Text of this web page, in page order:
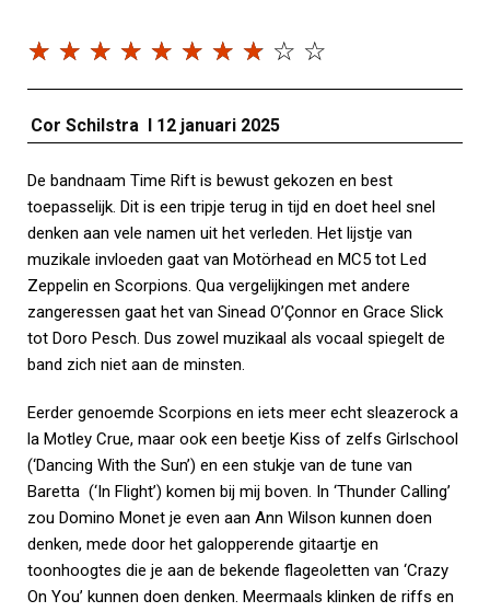
☆ ☆ ☆ ☆ ☆ ☆ ☆ ☆ ☆ ☆
Cor Schilstra I 12 januari 2025
De bandnaam Time Rift is bewust gekozen en best
toepasselijk. Dit is een tripje terug in tijd en doet heel snel
denken aan vele namen uit het verleden. Het lijstje van
muzikale invloeden gaat van Motörhead en MC5 tot Led
Zeppelin en Scorpions. Qua vergelijkingen met andere
zangeressen gaat het van Sinead O’Çonnor en Grace Slick
tot Doro Pesch. Dus zowel muzikaal als vocaal spiegelt de
band zich niet aan de minsten.
Eerder genoemde Scorpions en iets meer echt sleazerock a
la Motley Crue, maar ook een beetje Kiss of zelfs Girlschool
(‘Dancing With the Sun’) en een stukje van de tune van
Baretta (‘In Flight’) komen bij mij boven. In ‘Thunder Calling’
zou Domino Monet je even aan Ann Wilson kunnen doen
denken, mede door het galopperende gitaartje en
toonhoogtes die je aan de bekende flageoletten van ‘Crazy
On You’ kunnen doen denken. Meermaals klinken de riffs en